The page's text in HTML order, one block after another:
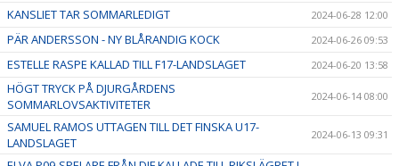
KANSLIET TAR SOMMARLEDIGT 2024-06-28 12:00
PÄR ANDERSSON - NY BLÅRANDIG KOCK 2024-06-26 09:53
ESTELLE RASPE KALLAD TILL F17-LANDSLAGET 2024-06-20 13:58
HÖGT TRYCK PÅ DJURGÅRDENS
SOMMARLOVSAKTIVITETER
2024-06-14 08:00
SAMUEL RAMOS UTTAGEN TILL DET FINSKA U17-
LANDSLAGET
2024-06-13 09:31